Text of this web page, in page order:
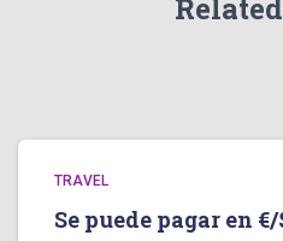
TRAVEL
Se puede pagar en